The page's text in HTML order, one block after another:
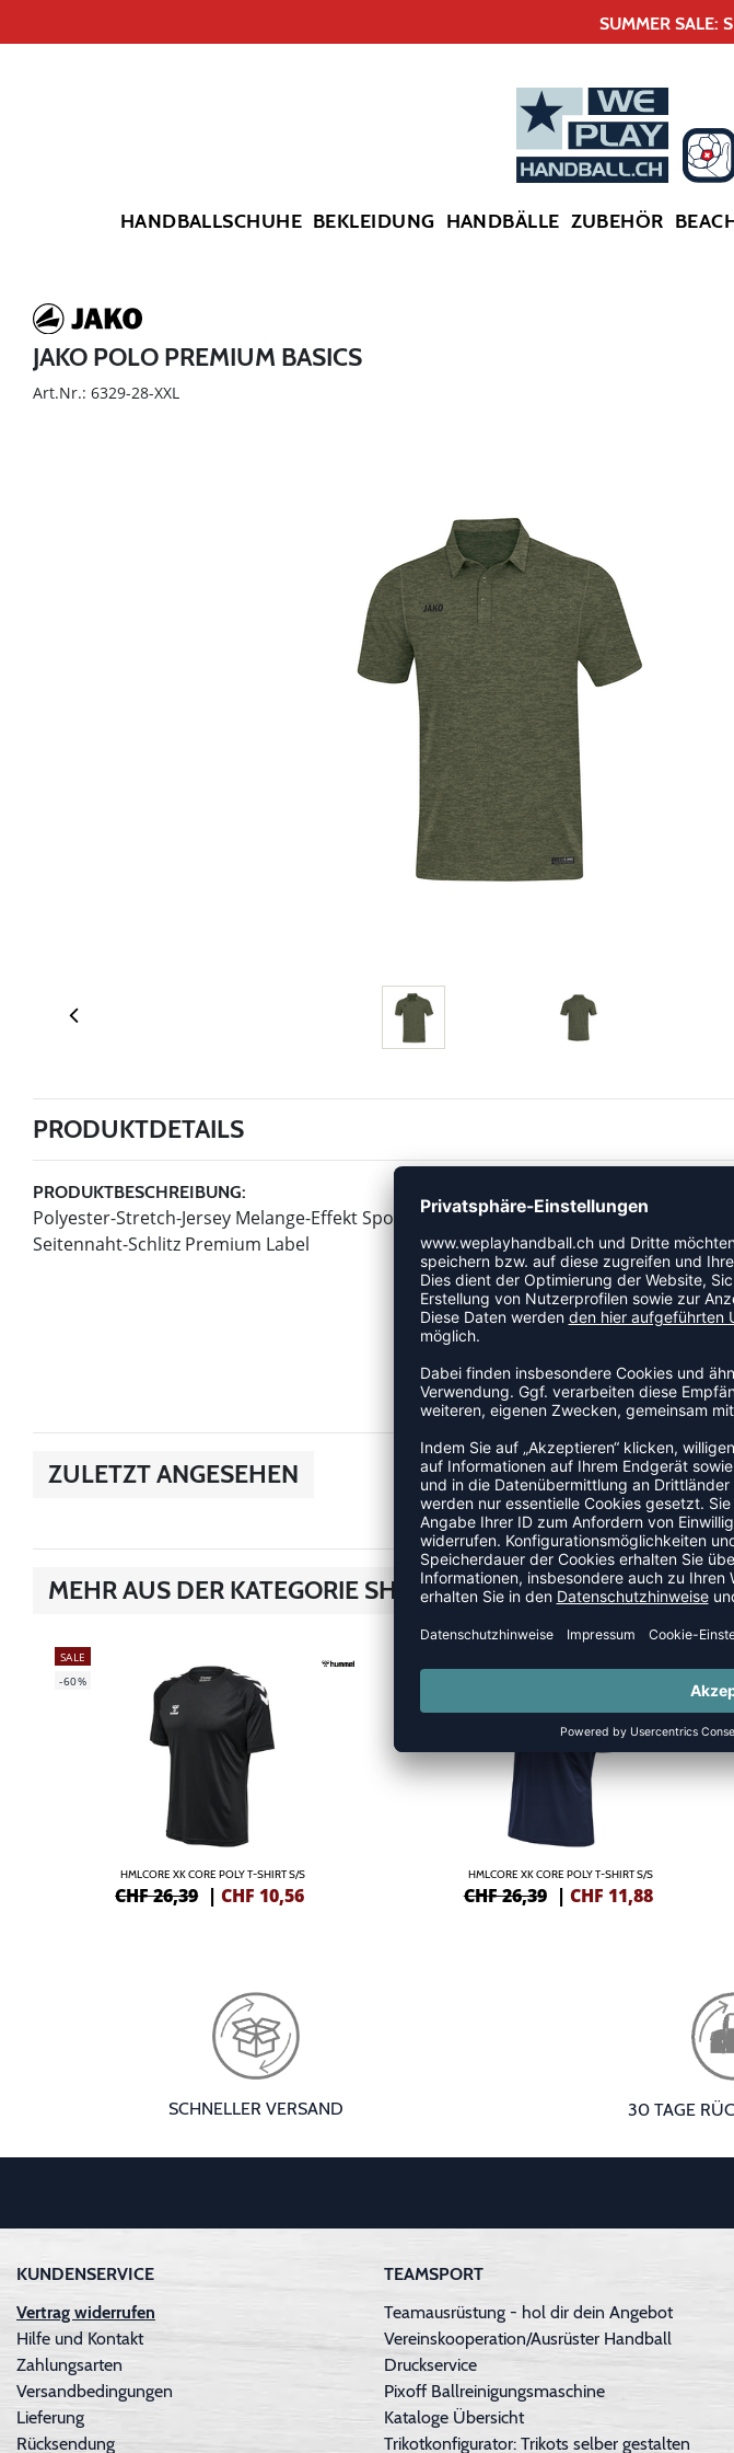
SUMMER SALE:
HANDBALLSCHUHE BEKLEIDUNG HANDBÄLLE ZUBEHÖR
JAKO POLO PREMIUM BASICS
Art.Nr.: 6329-28-XXL
PRODUKTDETAILS
PRODUKTBESCHREIBUNG:
Polyester-Stretch-Jersey Melange-Effekt Sportiver Schnitt Moderner Polokragen aus
Seitennaht-Schlitz Premium Label
ZULETZT ANGESEHEN
MEHR AUS DER KATEGORIE SHIRTS
SALE
-60%
HMLCORE XK CORE POLY T-SHIRT S/S
CHF 26,39 |CHF 10,56
HMLCORE XK CORE POLY T-SHIRT S/S
CHF 26,39 | CHF 11,88
SCHNELLER VERSAND 30 TAGE
KUNDENSERVICE
Vertrag widerrufen
Hilfe und Kontakt
Zahlungsarten
Versandbedingungen
Lieferung
Rücksendung
TEAMSPORT
Teamausrüstung - hol dir dein Angebot
Vereinskooperation/Ausrüster Handball
Druckservice
Pixoff Ballreinigungsmaschine
Kataloge Übersicht
Trikotkonfigurator: Trikots selber gestalten